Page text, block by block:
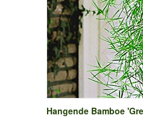
Hangende Bamboe